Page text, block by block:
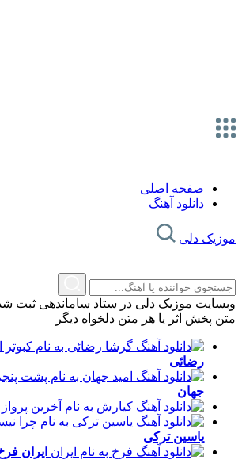
صفحه اصلی
دانلود آهنگ
موزیک دلی
وبسایت موزیک دلی در ستاد ساماندهی ثبت
متن پخش اثر یا هر متن دلخواه دیگر
رضائی
جهان
یاسین ترکی
ایران